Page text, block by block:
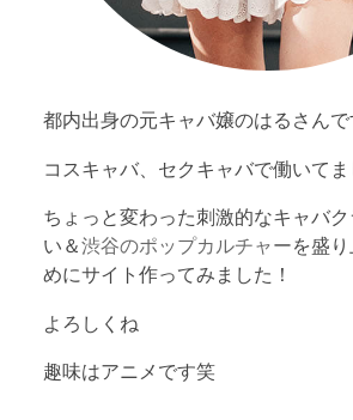
都内出身の元キャバ嬢のはるさんで
コスキャバ、セクキャバで働いてま
ちょっと変わった刺激的なキャバ
い＆渋谷のポップカルチャーを盛
めにサイト作ってみました！
よろしくね
趣味はアニメです笑